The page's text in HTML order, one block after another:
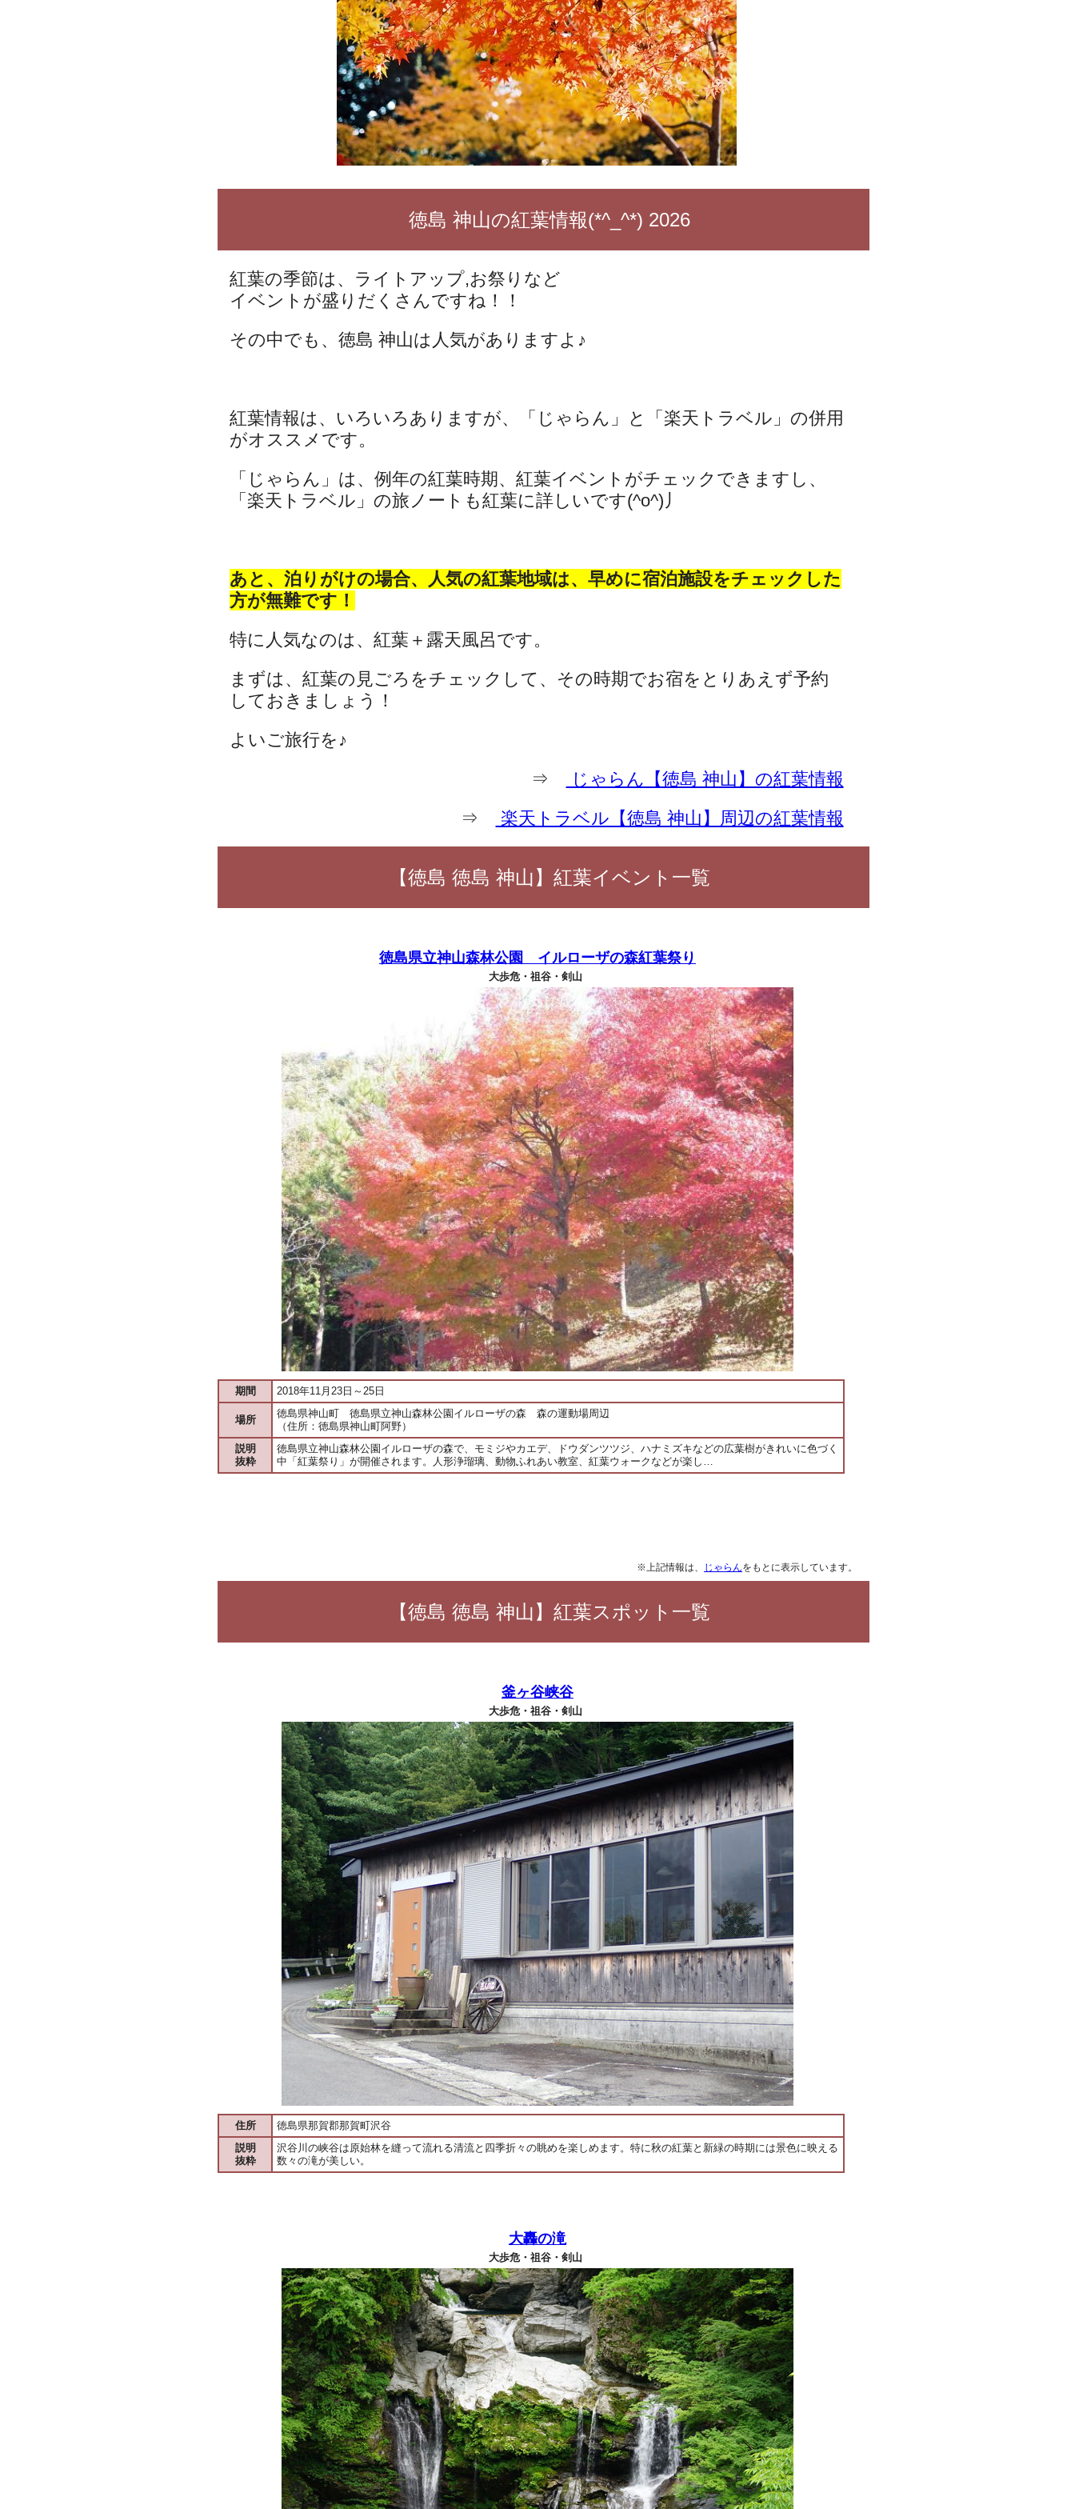
徳島 神山の紅葉情報(*^_^*) 2026
紅葉の季節は、ライトアップ,お祭りなど
イベントが盛りだくさんですね！！
その中でも、徳島 神山は人気がありますよ♪
紅葉情報は、いろいろありますが、「じゃらん」と「楽天トラベル」の併用
がオススメです。
「じゃらん」は、例年の紅葉時期、紅葉イベントがチェックできますし、
「楽天トラベル」の旅ノートも紅葉に詳しいです(^o^)丿
あと、泊りがけの場合、人気の紅葉地域は、早めに宿泊施設をチェックした
方が無難です！
特に人気なのは、紅葉＋露天風呂です。
まずは、紅葉の見ごろをチェックして、その時期でお宿をとりあえず予約
しておきましょう！
よいご旅行を♪
⇒
じゃらん【徳島 神山】の紅葉情報
⇒
楽天トラベル【徳島 神山】周辺の紅葉情報
【徳島 徳島 神山】紅葉イベント一覧
徳島県立神山森林公園 イルローザの森紅葉祭り
大歩危・祖谷・剣山
期間 2018年11月23日～25日
場所
徳島県神山町 徳島県立神山森林公園イルローザの森 森の運動場周辺
（住所：徳島県神山町阿野）
説明
抜粋
徳島県立神山森林公園イルローザの森で、モミジやカエデ、ドウダンツツジ、ハナミズキなどの広葉樹がきれいに色づく
中「紅葉祭り」が開催されます。人形浄瑠璃、動物ふれあい教室、紅葉ウォークなどが楽し…
※上記情報は、 じゃらんをもとに表示しています。
【徳島 徳島 神山】紅葉スポット一覧
釜ヶ谷峡谷
大歩危・祖谷・剣山
住所
徳島県那賀郡那賀町沢谷
説明
抜粋
沢谷川の峡谷は原始林を縫って流れる清流と四季折々の眺めを楽しめます。特に秋の紅葉と新緑の時期には景色に映える
数々の滝が美しい。
大轟の滝
大歩危・祖谷・剣山